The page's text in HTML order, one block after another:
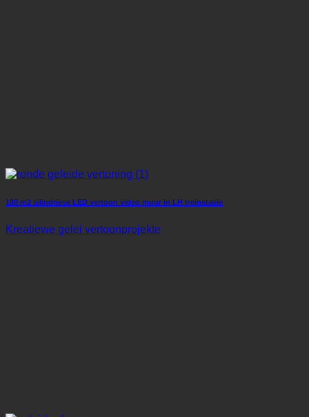
180 m2 silindriese LED vertoon video muur in LH treinstasie
Kreatiewe gelei vertoonprojekte